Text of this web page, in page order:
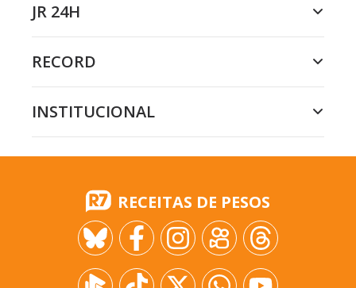
JR 24H
RECORD
INSTITUCIONAL
RECEITAS DE PESOS